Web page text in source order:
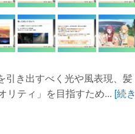
き出すべく光や風表現、髪
リティ」を目指すため... [続き